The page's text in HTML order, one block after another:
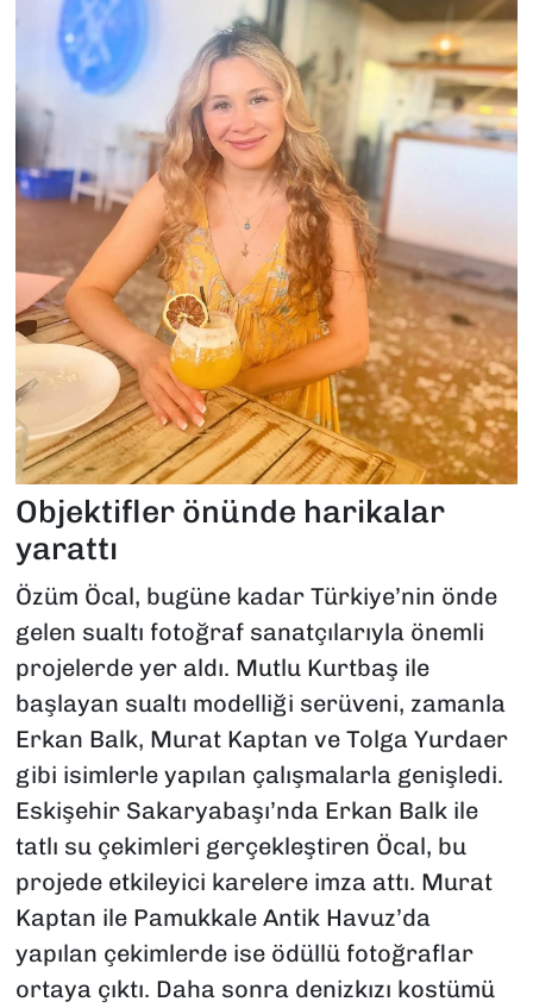
Objektifler önünde harikalar
yarattı
Özüm Öcal, bugüne kadar Türkiye’nin önde
gelen sualtı fotoğraf sanatçılarıyla önemli
projelerde yer aldı. Mutlu Kurtbaş ile
başlayan sualtı modelliği serüveni, zamanla
Erkan Balk, Murat Kaptan ve Tolga Yurdaer
gibi isimlerle yapılan çalışmalarla genişledi.
Eskişehir Sakaryabaşı’nda Erkan Balk ile
tatlı su çekimleri gerçekleştiren Öcal, bu
projede etkileyici karelere imza attı. Murat
Kaptan ile Pamukkale Antik Havuz’da
yapılan çekimlerde ise ödüllü fotoğraflar
ortaya çıktı. Daha sonra denizkızı kostümü